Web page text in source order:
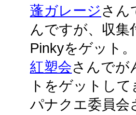
蓬ガレージさん
んですが、収
Pinkyをゲット。
紅塑会さんでが
トをゲットし
パナクエ委員会